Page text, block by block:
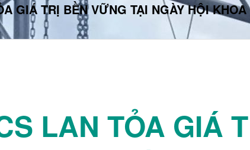
GIÁ TRỊ BỀN VỮNG TẠI NGÀY HỘI
LAN TỎA GIÁ